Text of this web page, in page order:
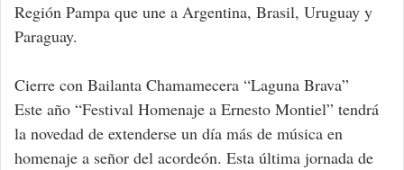
Región Pampa que une a Argentina, Brasil, Uruguay y
Paraguay.
Cierre con Bailanta Chamamecera “Laguna Brava”
Este año “Festival Homenaje a Ernesto Montiel” tendrá
la novedad de extenderse un día más de música en
homenaje a señor del acordeón. Esta última jornada de